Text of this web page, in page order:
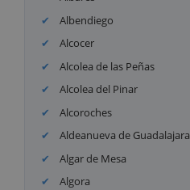
Albendiego
Alcocer
Alcolea de las Peñas
Alcolea del Pinar
Alcoroches
Aldeanueva de Guadalajara
Algar de Mesa
Algora